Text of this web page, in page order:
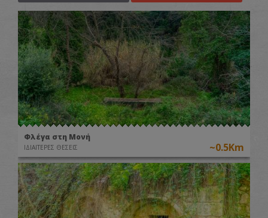
Φλέγα στη Μονή
ΙΔΙΑΙΤΕΡΕΣ ΘΕΣΕΙΣ ~0.5Km